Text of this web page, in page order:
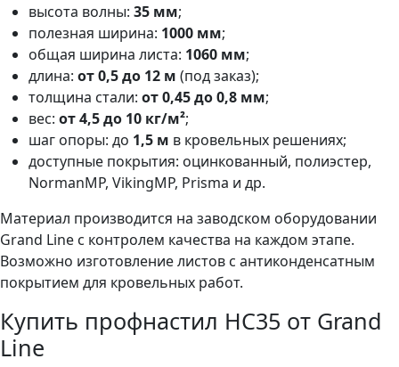
высота волны: 35 мм;
полезная ширина: 1000 мм;
общая ширина листа: 1060 мм;
длина: от 0,5 до 12 м (под заказ);
толщина стали: от 0,45 до 0,8 мм;
вес: от 4,5 до 10 кг/м²;
шаг опоры: до 1,5 м в кровельных решениях;
доступные покрытия: оцинкованный, полиэстер,
NormanMP, VikingMP, Prisma и др.
Материал производится на заводском оборудовании
Grand Line с контролем качества на каждом этапе.
Возможно изготовление листов с антиконденсатным
покрытием для кровельных работ.
Купить профнастил HC35 от Grand
Line